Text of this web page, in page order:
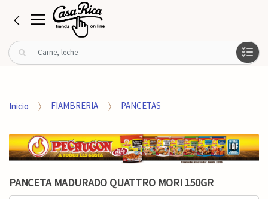
B
u
r
o
r
:
Inicio FIAMBRERIA PANCETAS
PANCETA MADURADO QUATTRO MORI 150GR